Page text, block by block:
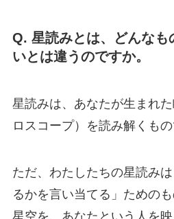
Q. 星読みとは、どんなも
いとは違うのですか。
星読みは、あなたが生まれ
ロスコープ）を読み解くもの
ただ、わたしたちの星読み
るかを言い当てる」ためのも
星空を、あなたという人を